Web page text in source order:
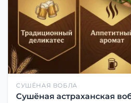
СУШЁНАЯ ВОБЛА
Сушёная астраханская